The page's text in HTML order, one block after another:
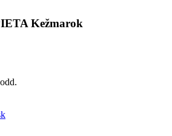
Kežmarok